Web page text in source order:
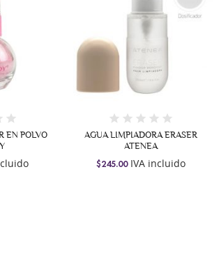
EN POLVO
AGUA LIMPIADORA ERASER
ATENEA
$245.00IVA incluido